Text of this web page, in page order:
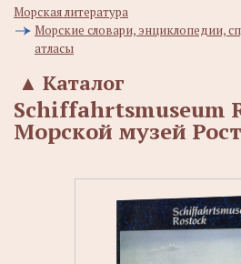
Морская литература
Морские словари, энциклопедии,
атласы
Каталог
▲
Schiffahrtsmuseum
Морской музей